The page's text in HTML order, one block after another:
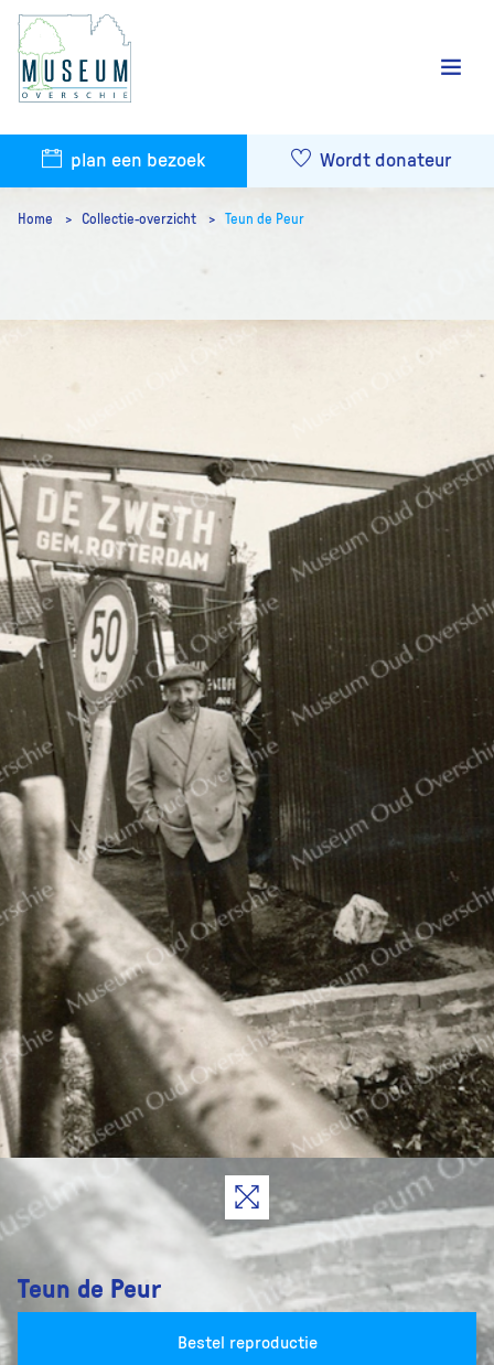
plan een bezoek Wordt donateur
Home Collectie-overzicht Teun de Peur
Teun de Peur
Bestel reproductie